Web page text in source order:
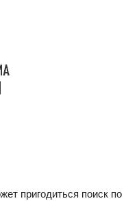
пригодиться поиск по